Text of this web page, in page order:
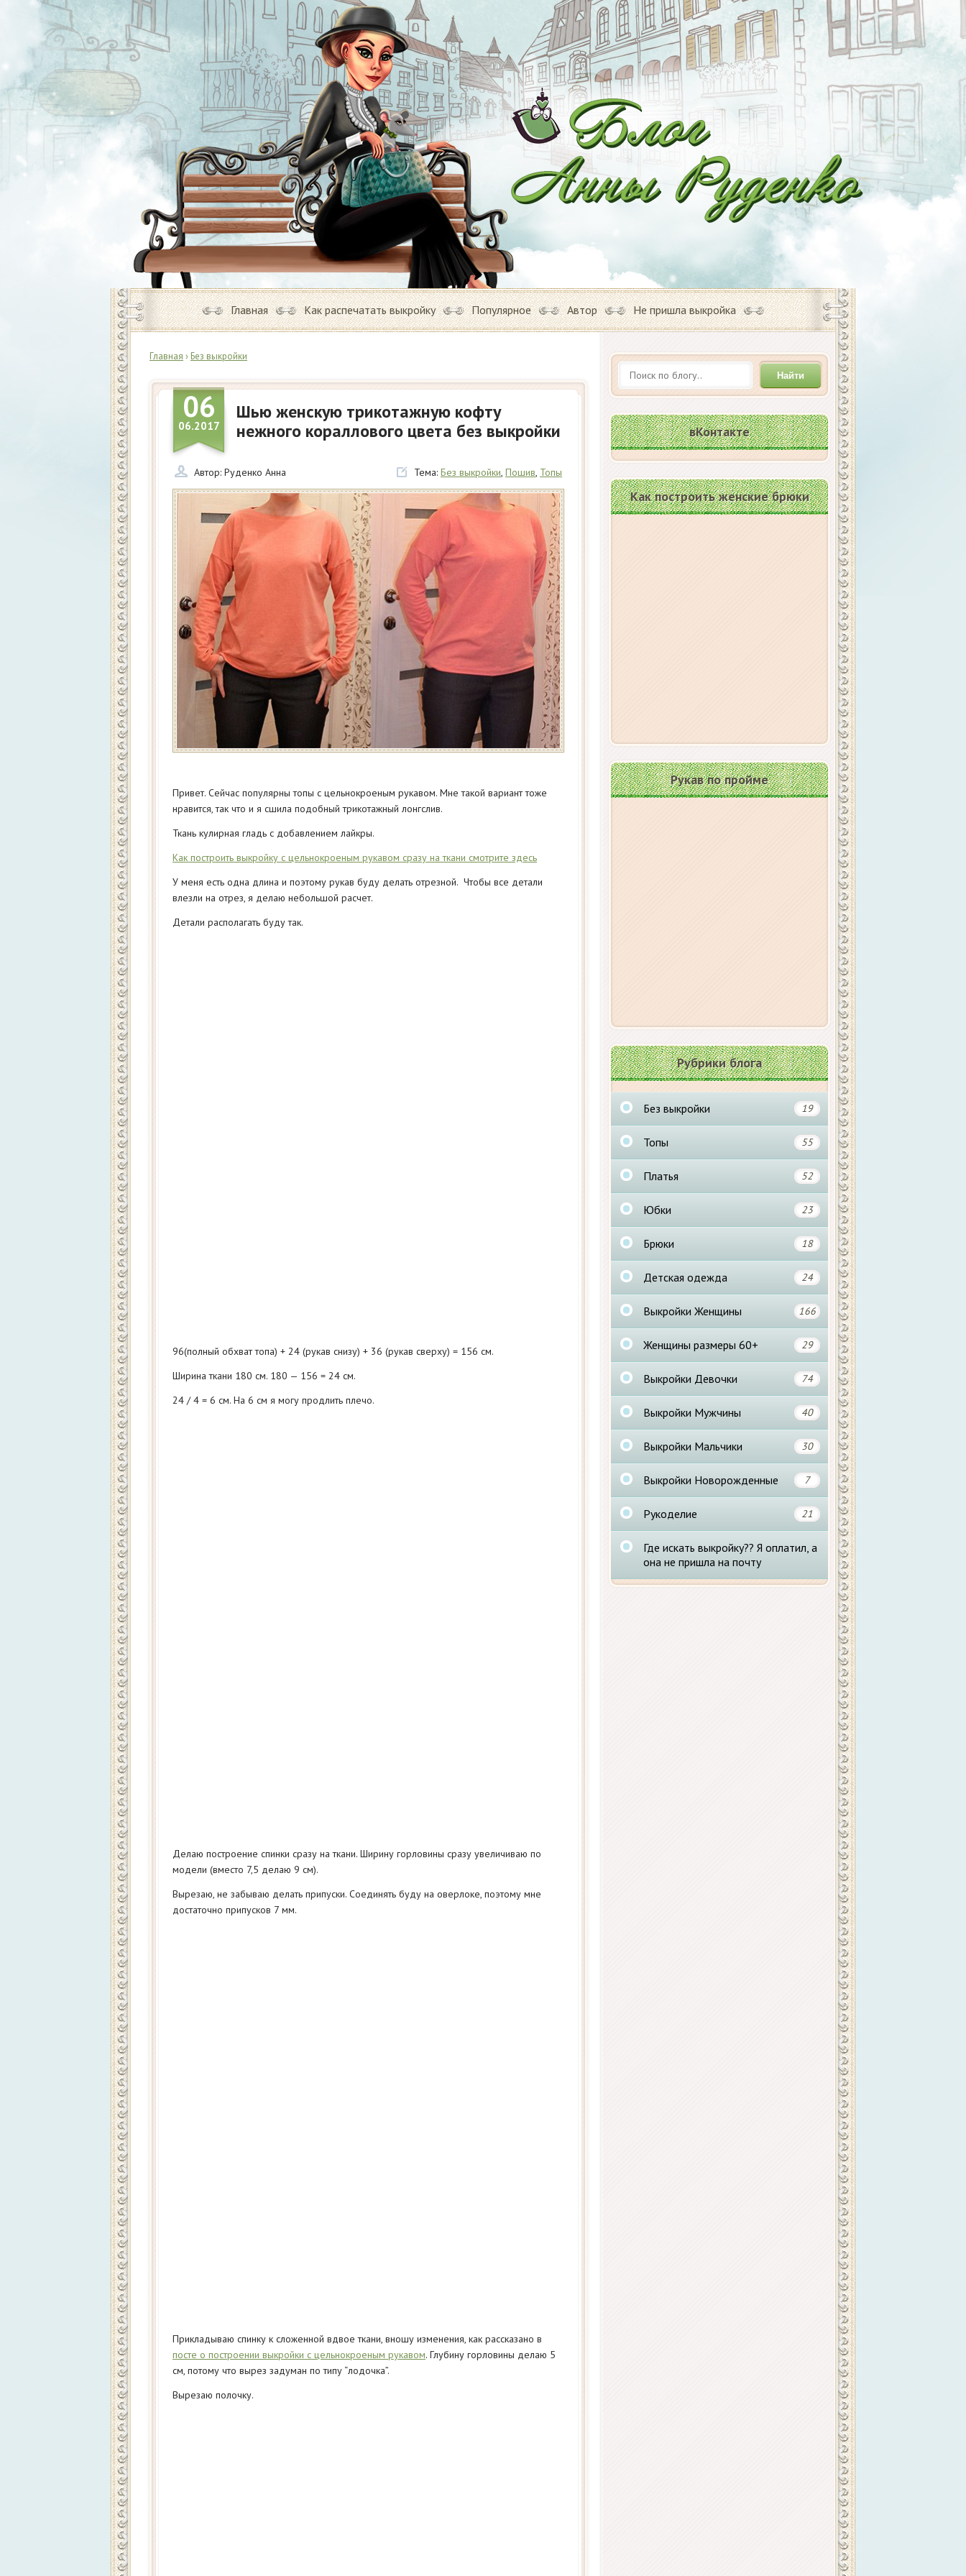
Главная Как распечатать выкройку Популярное Автор Не пришла выкройка
Главная › Без выкройки
06
06.2017
Шью женскую трикотажную кофту
нежного кораллового цвета без выкройки
Автор: Руденко Анна Тема: Без выкройки, Пошив, Топы
Привет. Сейчас популярны топы с цельнокроеным рукавом. Мне такой вариант тоже
нравится, так что и я сшила подобный трикотажный лонгслив.
Ткань кулирная гладь с добавлением лайкры.
Как построить выкройку с цельнокроеным рукавом сразу на ткани смотрите здесь
У меня есть одна длина и поэтому рукав буду делать отрезной. Чтобы все детали
влезли на отрез, я делаю небольшой расчет.
Детали располагать буду так.
96(полный обхват топа) + 24 (рукав снизу) + 36 (рукав сверху) = 156 см.
Ширина ткани 180 см. 180 — 156 = 24 см.
24 / 4 = 6 см. На 6 см я могу продлить плечо.
Делаю построение спинки сразу на ткани. Ширину горловины сразу увеличиваю по
модели (вместо 7,5 делаю 9 см).
Вырезаю, не забываю делать припуски. Соединять буду на оверлоке, поэтому мне
достаточно припусков 7 мм.
Прикладываю спинку к сложенной вдвое ткани, вношу изменения, как рассказано в
посте о построении выкройки с цельнокроеным рукавом. Глубину горловины делаю 5
см, потому что вырез задуман по типу “лодочка”.
Вырезаю полочку.
Найти
вКонтакте
Как построить женские брюки
Рукав по пройме
Рубрики блога
Без выкройки 19
Топы 55
Платья 52
Юбки 23
Брюки 18
Детская одежда 24
Выкройки Женщины 166
Женщины размеры 60+ 29
Выкройки Девочки 74
Выкройки Мужчины 40
Выкройки Мальчики 30
Выкройки Новорожденные 7
Рукоделие 21
Где искать выкройку?? Я оплатил, а
она не пришла на почту